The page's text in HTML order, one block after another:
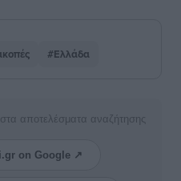
#Ελλάδα
αποτελέσματα αναζήτησης
on Google ↗